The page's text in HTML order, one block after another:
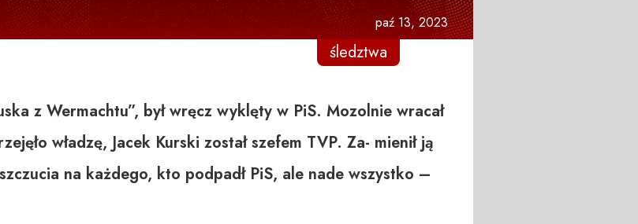
paź 13, 2023
śledztwa
z Wermachtu”, był wręcz wyklęty w PiS. Mozolnie wracał
władzę, Jacek Kurski został szefem TVP. Za- mienił ją
na każdego, kto podpadł PiS, ale nade wszystko –